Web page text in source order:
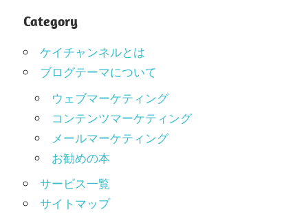
Category
ケイチャンネルとは
ブログテーマについて
ウェブマーケティング
コンテンツマーケティング
メールマーケティング
お勧めの本
サービス一覧
サイトマップ